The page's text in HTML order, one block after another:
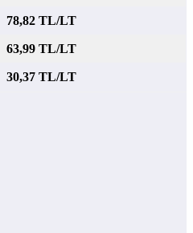
78,82 TL/LT
63,99 TL/LT
30,37 TL/LT